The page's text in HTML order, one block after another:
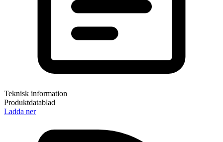
Teknisk information
Produktdatablad
Ladda ner